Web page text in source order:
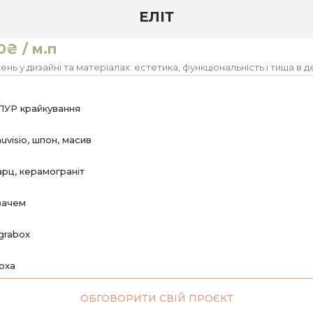
ЕЛІТ
/ м.п
у дизайні та матеріалах: естетика, функціональність і тиша в
крайкування
шпон, масив
керамограніт
ОБГОВОРИТИ СВІЙ ПРОЄКТ